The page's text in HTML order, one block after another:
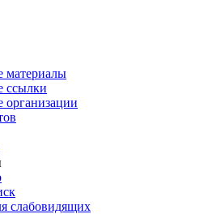
материалы
ссылки
организации
слабовидящих